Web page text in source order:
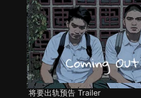
将要出轨预告 Trailer